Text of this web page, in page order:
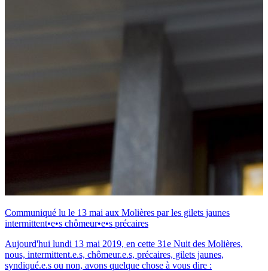
Communiqué lu le 13 mai aux Molières par les gilets jaunes
intermittent•e•s chômeur•e•s précaires
Aujourd'hui lundi 13 mai 2019, en cette 31e Nuit des Molières,
nous, intermittent.e.s, chômeur.e.s, précaires, gilets jaunes,
syndiqué.e.s ou non, avons quelque chose à vous dire :